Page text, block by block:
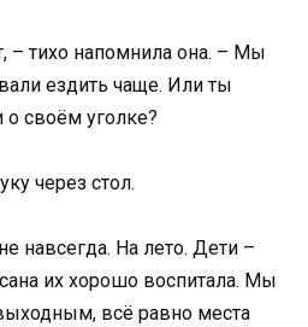
– тихо напомнила она. – Мы
ездить чаще. Или ты
своём уголке?
через стол.
навсегда. На лето. Дети –
их хорошо воспитала. Мы
всё равно места